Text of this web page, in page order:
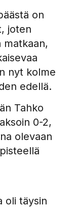
on
joten
matkaan,
nyt kolme
edellä.
Tahko
0-2,
olevaan
oli täysin